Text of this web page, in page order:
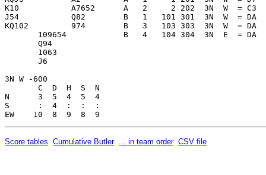
Score tables Cumulative Butler ... in team order CSV file